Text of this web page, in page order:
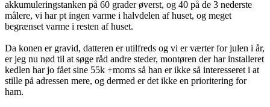
akkumuleringstanken på 60 grader øverst, og 40 på de 3 nederste
målere, vi har pt ingen varme i halvdelen af huset, og meget
begrænset varme i resten af huset.
Da konen er gravid, datteren er utilfreds og vi er værter for julen i år,
er jeg nu nød til at søge råd andre steder, montøren der har installeret
kedlen har jo fået sine 55k +moms så han er ikke så interesseret i at
stille på adressen mere, og dermed er det ikke en prioritering for
ham.